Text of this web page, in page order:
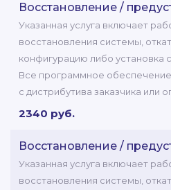
Восстановление /
Указанная услуга включает
восстановления системы,
конфигурацию либо установка с
Все программное обеспечение
с дистрибутива заказчика или
2340 руб.
Восстановление /
Указанная услуга включает
восстановления системы,